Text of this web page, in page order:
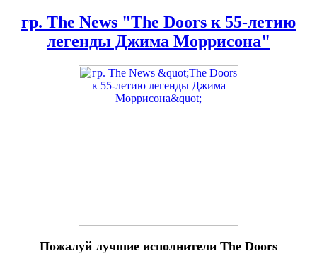
гр. The News "The Doors к 55-летию
легенды Джима Моррисона"
Пожалуй лучшие исполнители The Doors